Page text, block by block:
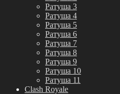
Ратуша 3
Ратуша 4
Ратуша 5
Ратуша 6
Ратуша 7
Ратуша 8
Ратуша 9
Ратуша 10
Ратуша 11
Clash Royale